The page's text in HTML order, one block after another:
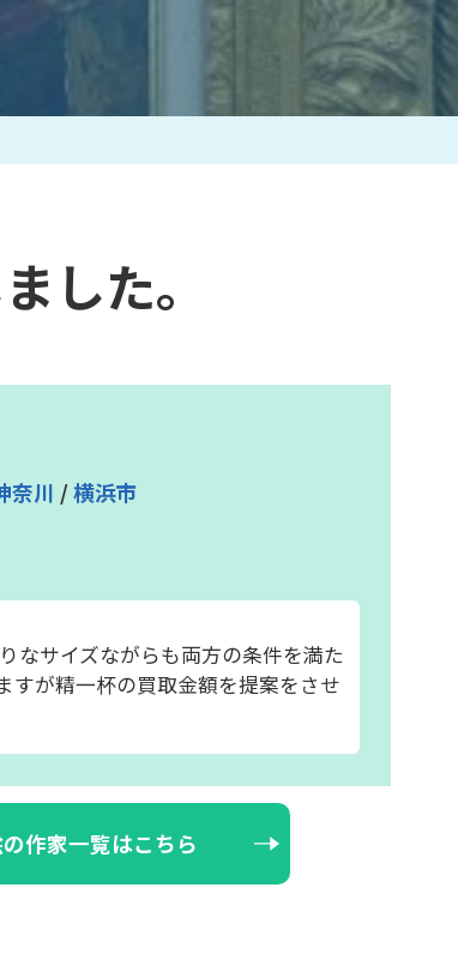
美術品買取
・ウォッチ買取
した。
奈川 /横浜市
なサイズながらも両方の条件を満た
すが精一杯の買取金額を提案をさせ
作家一覧はこちら